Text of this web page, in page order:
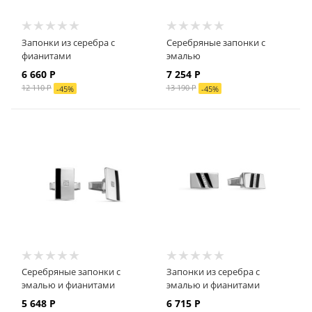
Запонки из серебра с
фианитами
6 660 Р
12 110Р -45%
Серебряные запонки с
эмалью
7 254Р
13 190Р -45%
Серебряные запонки с
эмалью и фианитами
5 648 Р
Запонки из серебра с
эмалью и фианитами
6 715Р